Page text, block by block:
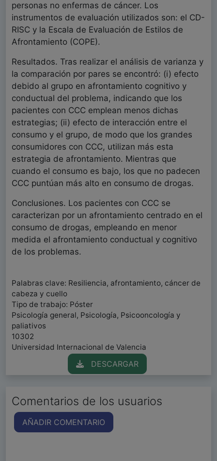
personas no enfermas de cáncer. Los
instrumentos de evaluación utilizados son: el CD-
RISC y la Escala de Evaluación de Estilos de
Afrontamiento (COPE).
Resultados. Tras realizar el análisis de varianza y
la comparación por pares se encontró: (i) efecto
debido al grupo en afrontamiento cognitivo y
conductual del problema, indicando que los
pacientes con CCC emplean menos dichas
estrategias; (ii) efecto de interacción entre el
consumo y el grupo, de modo que los grandes
consumidores con CCC, utilizan más esta
estrategia de afrontamiento. Mientras que
cuando el consumo es bajo, los que no padecen
CCC puntúan más alto en consumo de drogas.
Conclusiones. Los pacientes con CCC se
caracterizan por un afrontamiento centrado en el
consumo de drogas, empleando en menor
medida el afrontamiento conductual y cognitivo
de los problemas.
Palabras clave: Resiliencia, afrontamiento, cáncer de
cabeza y cuello
Tipo de trabajo: Póster
Psicología general, Psicología, Psicooncología y
paliativos
10302
Universidad Internacional de Valencia
DESCARGAR
Comentarios de los usuarios
AÑADIR COMENTARIO